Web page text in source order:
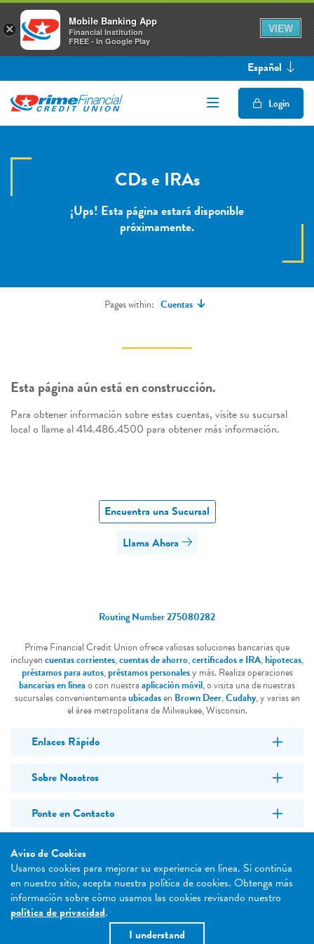
Aviso de Cookies
Usamos cookies para mejorar su experiencia en línea. Si continúa
en nuestro sitio, acepta nuestra política de cookies. Obtenga más
información sobre cómo usamos las cookies revisando nuestro
política de privacidad.
I understand
Español
Open/Close
Login
CDs e IRAs
¡Ups! Esta página estará disponible
próximamente.
Pages within: Cuentas
Esta página aún está en construcción.
Para obtener información sobre estas cuentas, visite su sucursal
local o llame al 414.486.4500 para obtener más información.
Encuentra una Sucursal
Llama Ahora
Routing Number 275080282
Prime Financial Credit Union ofrece valiosas soluciones bancarias que
incluyencuentas corrientes,cuentas de ahorro,certificados e IRA,hipotecas,
préstamos para autos,préstamos personalesy más. Realiza operaciones
bancarias en líneao con nuestraaplicación móvil, o visita una de nuestras
sucursales convenientementeubicadasen Brown Deer,Cudahy, y varias en
el área metropolitana de Milwaukee, Wisconsin.
Enlaces Rápido
Sobre Nosotros
Ponte en Contacto
Mapa del Sitio Accesibilidad del Sitio Web
Privacy Policy
© 2025 Prime Financial Credit Union | Sitio Web Creado porZAG
Interactive.
×
Mobile Banking App
Financial Institution
FREE - In Google Play
VIEW